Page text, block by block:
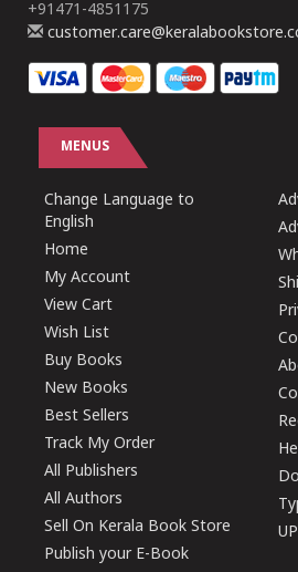
+91471-4851175
MENUS
Change Language to
English
Home
My Account
View Cart
Wish List
Buy Books
New Books
Best Sellers
Track My Order
All Publishers
All Authors
Sell On Kerala Book Store
Publish your E-Book